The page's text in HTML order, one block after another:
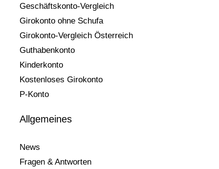
Geschäftskonto-Vergleich
Girokonto ohne Schufa
Girokonto-Vergleich Österreich
Guthabenkonto
Kinderkonto
Kostenloses Girokonto
P-Konto
Allgemeines
News
Fragen & Antworten